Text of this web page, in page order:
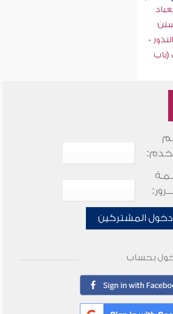
-
(باب
دخول المشتركين
بحساب